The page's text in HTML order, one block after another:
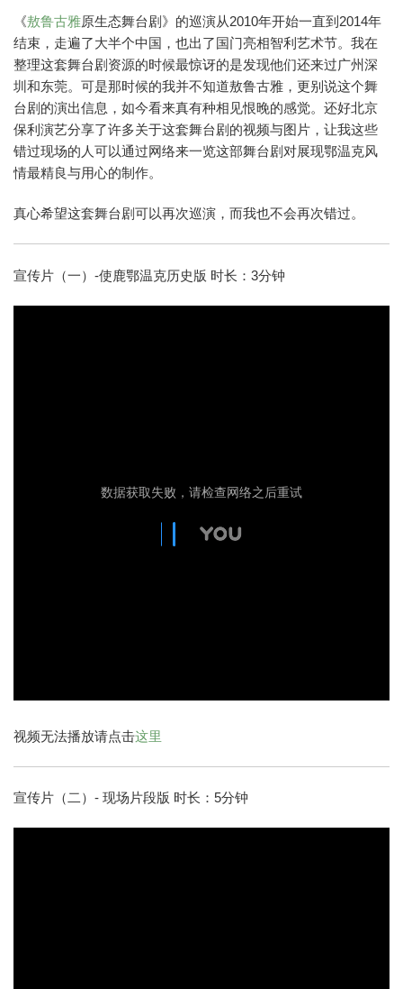
《敖鲁古雅原生态舞台剧》的巡演从2010年开始一直到2014年
结束，走遍了大半个中国，也出了国门亮相智利艺术节。我在
整理这套舞台剧资源的时候最惊讶的是发现他们还来过广州深
圳和东莞。可是那时候的我并不知道敖鲁古雅，更别说这个舞
台剧的演出信息，如今看来真有种相见恨晚的感觉。还好北京
保利演艺分享了许多关于这套舞台剧的视频与图片，让我这些
错过现场的人可以通过网络来一览这部舞台剧对展现鄂温克风
情最精良与用心的制作。
真心希望这套舞台剧可以再次巡演，而我也不会再次错过。
宣传片（一）-使鹿鄂温克历史版 时长：3分钟
视频无法播放请点击这里
宣传片（二）- 现场片段版 时长：5分钟